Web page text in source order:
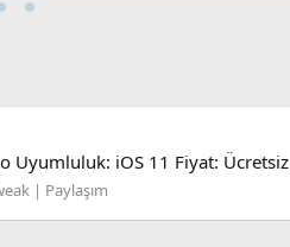
Uyumluluk: iOS 11 Fiyat: Ücretsiz
| Paylaşım